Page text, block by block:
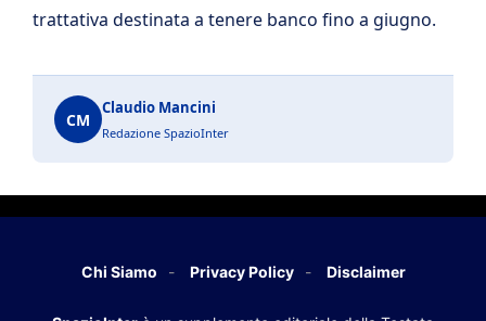
trattativa destinata a tenere banco fino a giugno.
CM
Claudio Mancini
Redazione SpazioInter
Chi Siamo Privacy Policy Disclaimer